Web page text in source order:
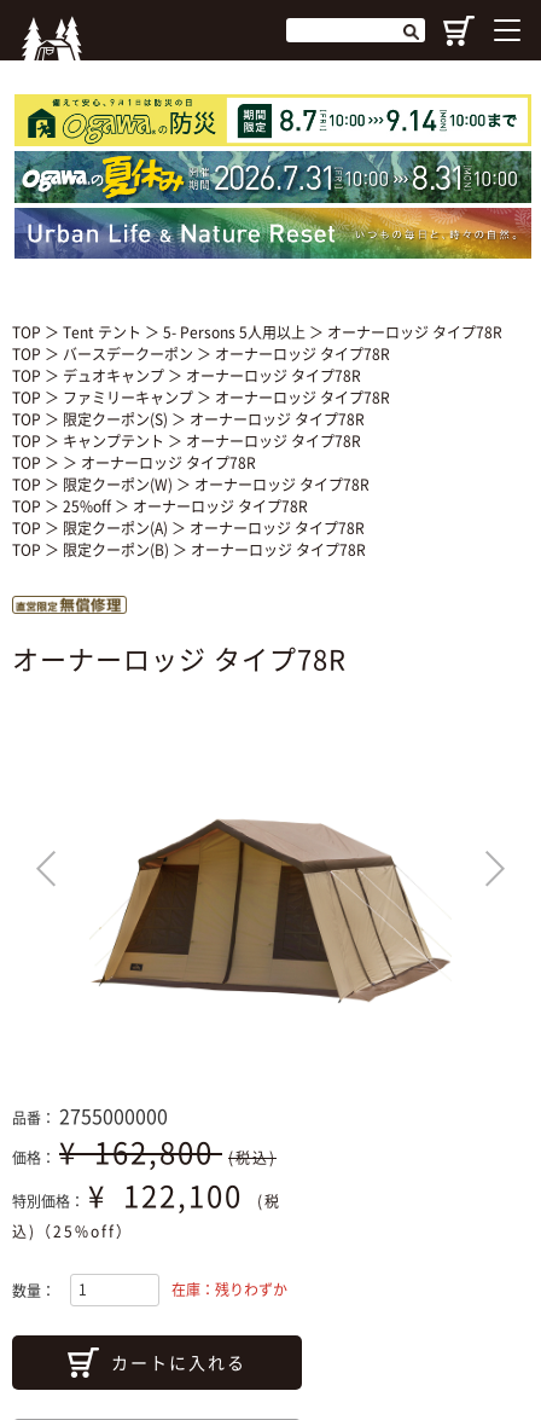
TOP ＞ Tent テント ＞ 5- Persons 5人用以上 ＞ オーナーロッジ タイプ78R
TOP ＞ バースデークーポン ＞ オーナーロッジ タイプ78R
TOP ＞ デュオキャンプ ＞ オーナーロッジ タイプ78R
TOP ＞ ファミリーキャンプ ＞ オーナーロッジ タイプ78R
TOP ＞ 限定クーポン(S) ＞ オーナーロッジ タイプ78R
TOP ＞ キャンプテント ＞ オーナーロッジ タイプ78R
TOP ＞ ＞ オーナーロッジ タイプ78R
TOP ＞ 限定クーポン(W) ＞ オーナーロッジ タイプ78R
TOP ＞ 25%off ＞ オーナーロッジ タイプ78R
TOP ＞ 限定クーポン(A) ＞ オーナーロッジ タイプ78R
TOP ＞ 限定クーポン(B) ＞ オーナーロッジ タイプ78R
オーナーロッジ タイプ78R
品番： 2755000000
価格： ¥162,800 (税込)
特別価格： ¥ 122,100
(税
込)（25%off）
数量： 在庫：残りわずか
カートに入れる